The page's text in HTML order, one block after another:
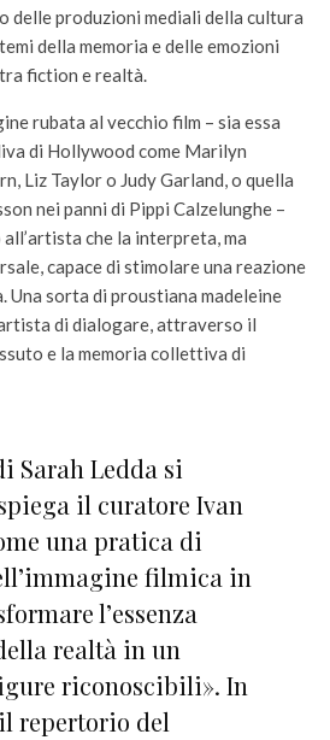
delle produzioni mediali della cultura
della memoria e delle emozioni
fiction e realtà.
rubata al vecchio film – sia essa
di Hollywood come Marilyn
Liz Taylor o Judy Garland, o quella
nei panni di Pippi Calzelunghe –
che la interpreta, ma
capace di stimolare una reazione
Una sorta di proustiana madeleine
di dialogare, attraverso il
e la memoria collettiva di
Sarah Ledda si
il curatore Ivan
una pratica di
filmica in
l’essenza
realtà in un
riconoscibili». In
repertorio del